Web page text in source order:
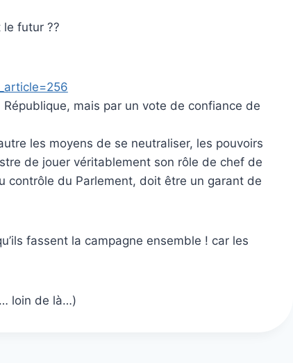
futur ??
mais par un vote de confiance de
les moyens de se neutraliser, les pouvoirs
de jouer véritablement son rôle de chef de
contrôle du Parlement, doit être un garant de
fassent la campagne ensemble ! car les
loin de là…)